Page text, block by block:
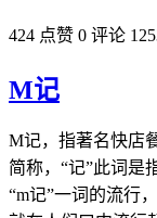
424 点赞 0 评论
M记
M记，指著名快店
简称，“记”此词是
“m记”一词的流行